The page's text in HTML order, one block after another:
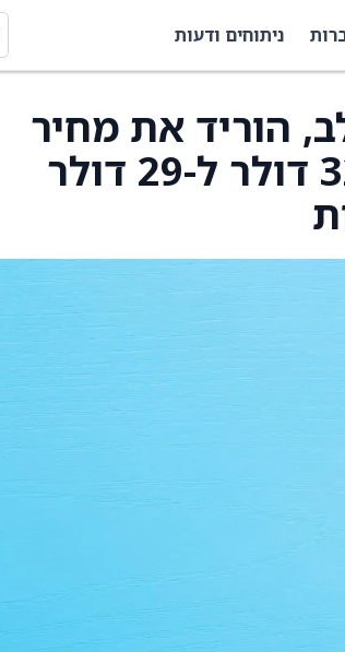
ניתוחים ודעות
הוריד את מחיר
היעד עבור Phreesia (PHR) מ-32 דולר ל-29 דולר